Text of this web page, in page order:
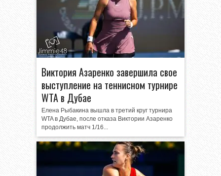
Виктория Азаренко завершила свое
выступление на теннисном турнире
WTA в Дубае
Елена Рыбакина вышла в третий круг турнира
WTA в Дубае, после отказа Виктории Азаренко
продолжить матч 1/16...